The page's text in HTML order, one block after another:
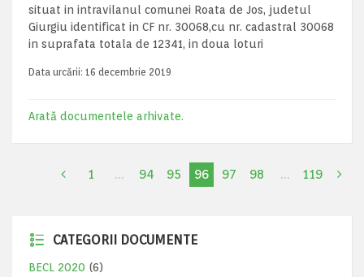
situat in intravilanul comunei Roata de Jos, judetul
Giurgiu identificat in CF nr. 30068,cu nr. cadastral 30068
in suprafata totala de 12341, in doua loturi
Data urcării: 16 decembrie 2019
Arată documentele arhivate.
1 … 94 95 96 97 98 … 119
CATEGORII DOCUMENTE
BECL 2020 (6)